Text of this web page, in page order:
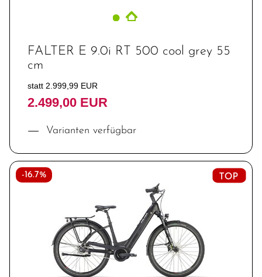
FALTER E 9.0i RT 500 cool grey 55
cm
statt 2.999,99 EUR
2.499,00 EUR
Varianten verfügbar
-16.7%